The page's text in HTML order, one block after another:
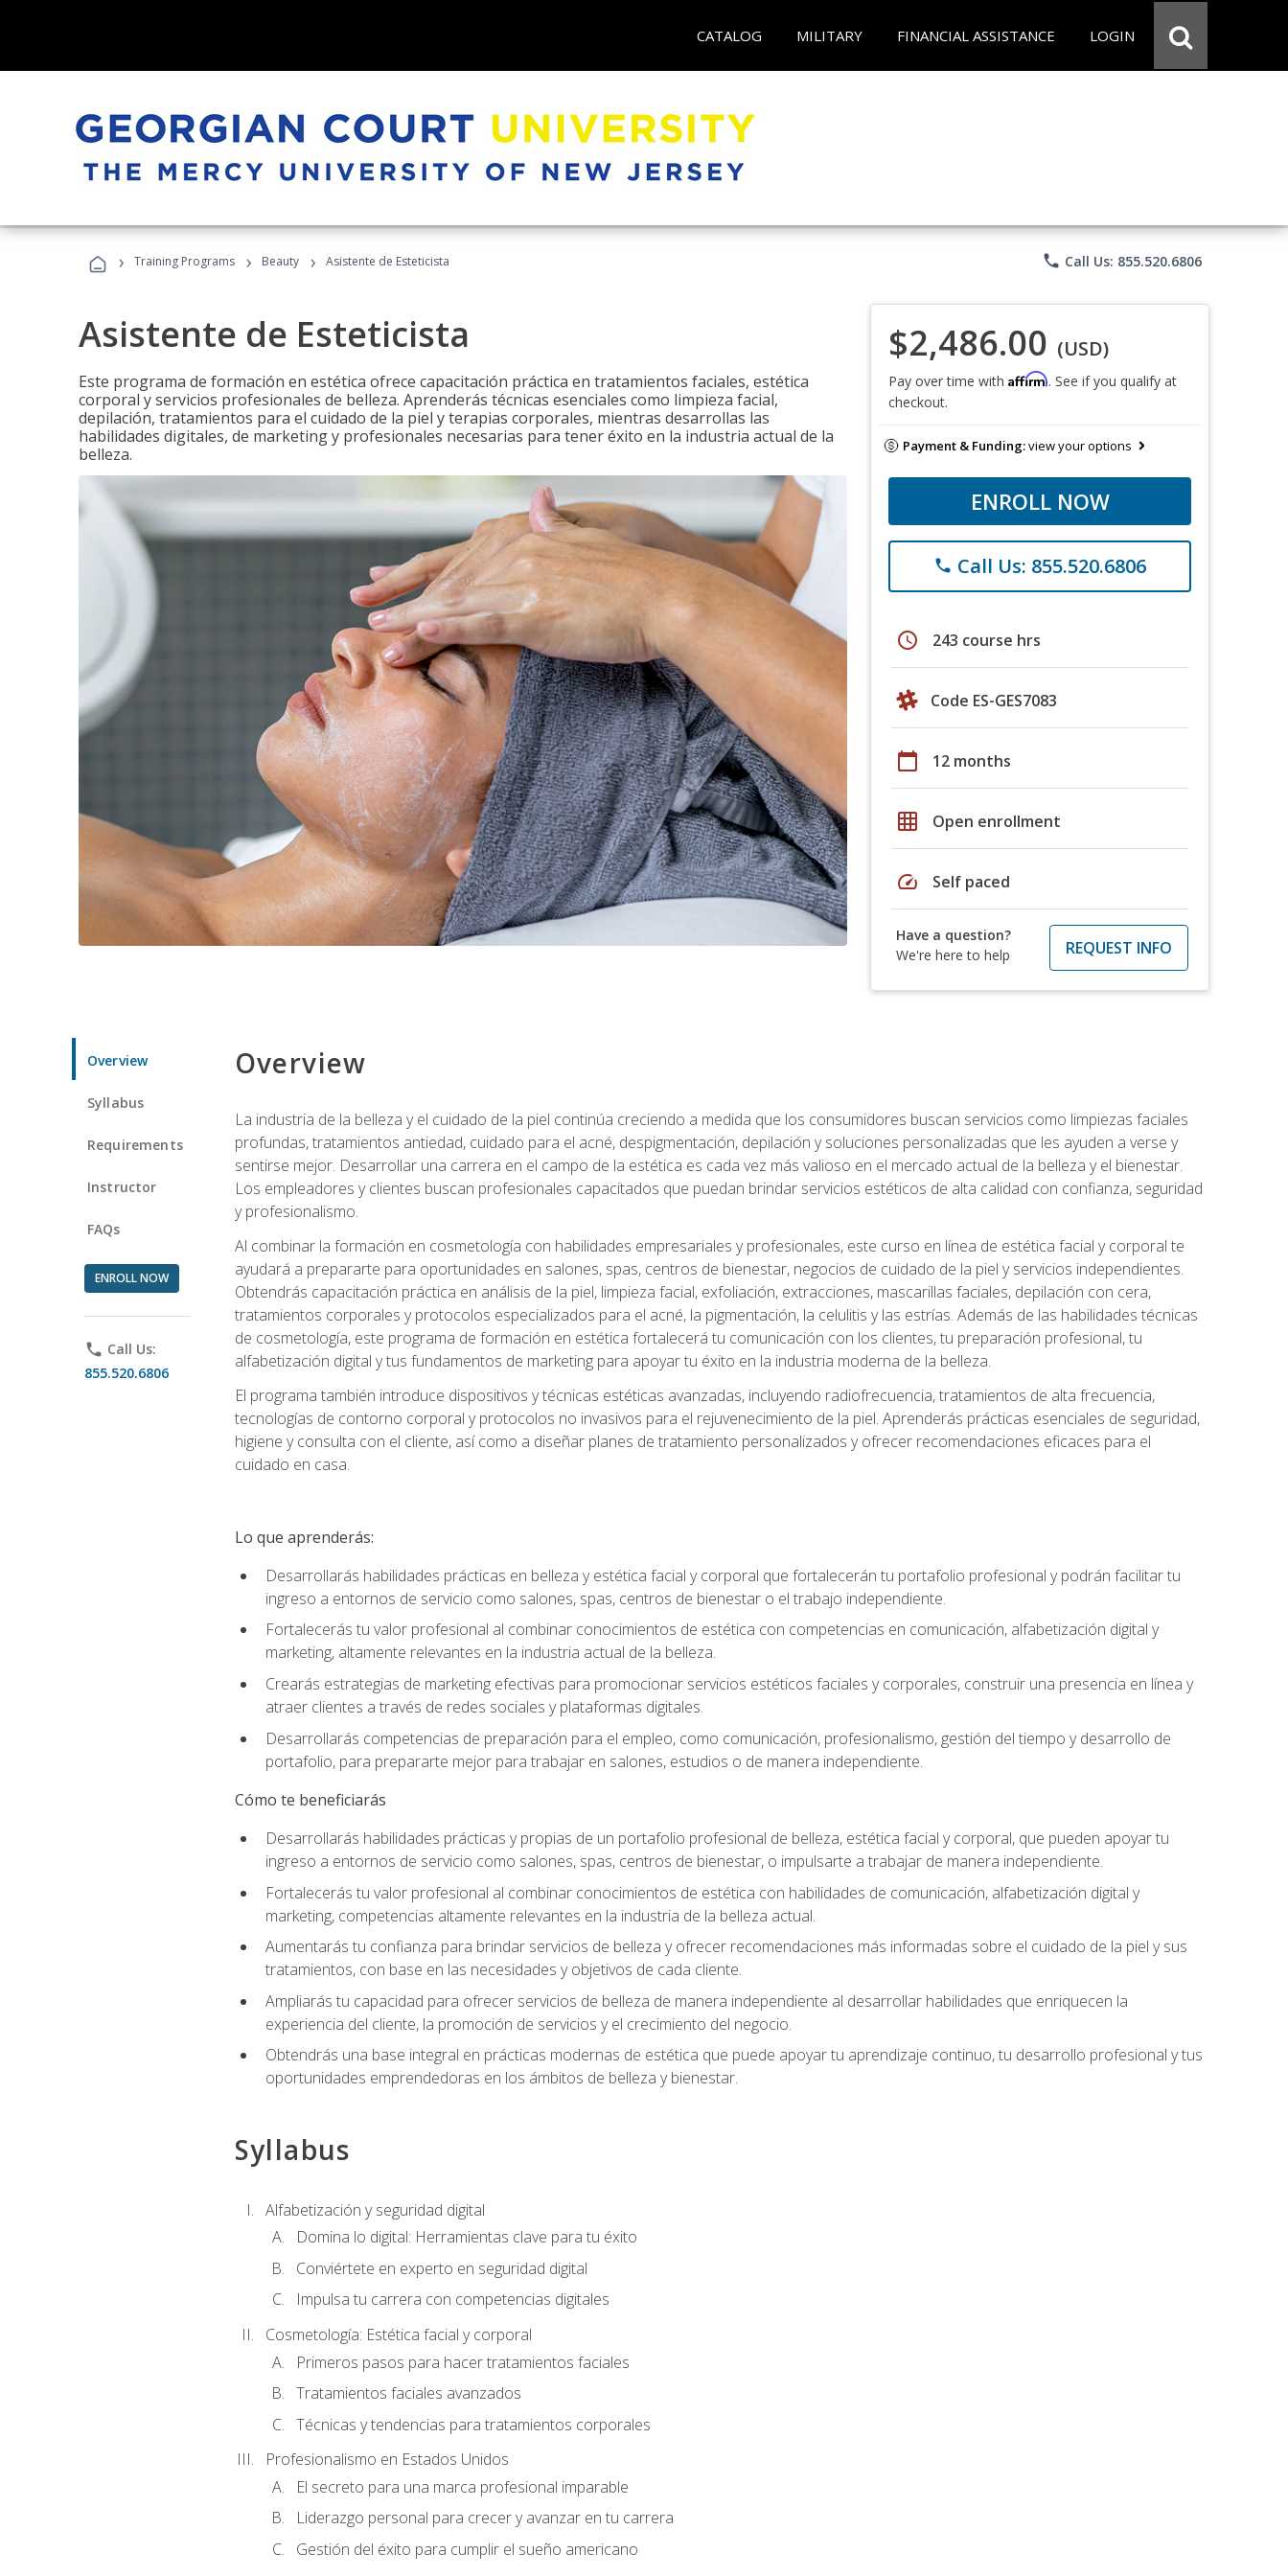
CATALOG MILITARY FINANCIAL ASSISTANCE LOGIN
› Training Programs › Beauty › Asistente de Esteticista phone Call Us: 855.520.6806
Asistente de Esteticista
Este programa de formación en estética ofrece capacitación práctica en tratamientos faciales, estética
corporal y servicios profesionales de belleza. Aprenderás técnicas esenciales como limpieza facial,
depilación, tratamientos para el cuidado de la piel y terapias corporales, mientras desarrollas las
habilidades digitales, de marketing y profesionales necesarias para tener éxito en la industria actual de la
belleza.
$2,486.00 (USD)
Pay over time with Affirm. See if you qualify at
checkout.
Payment & Funding:view your options
ENROLL NOW
phone Call Us: 855.520.6806
schedule 243 course hrs
Code ES-GES7083
calendar_today 12 months
grid_on Open enrollment
speed Self paced
Have a question?
We're here to help
REQUEST INFO
Overview
Syllabus
Requirements
Instructor
FAQs
ENROLL NOW
phone Call Us:
855.520.6806
Overview
La industria de la belleza y el cuidado de la piel continúa creciendo a medida que los consumidores buscan servicios como limpiezas faciales
profundas, tratamientos antiedad, cuidado para el acné, despigmentación, depilación y soluciones personalizadas que les ayuden a verse y
sentirse mejor. Desarrollar una carrera en el campo de la estética es cada vez más valioso en el mercado actual de la belleza y el bienestar.
Los empleadores y clientes buscan profesionales capacitados que puedan brindar servicios estéticos de alta calidad con confianza, seguridad
y profesionalismo.
Al combinar la formación en cosmetología con habilidades empresariales y profesionales, este curso en línea de estética facial y corporal te
ayudará a prepararte para oportunidades en salones, spas, centros de bienestar, negocios de cuidado de la piel y servicios independientes.
Obtendrás capacitación práctica en análisis de la piel, limpieza facial, exfoliación, extracciones, mascarillas faciales, depilación con cera,
tratamientos corporales y protocolos especializados para el acné, la pigmentación, la celulitis y las estrías. Además de las habilidades técnicas
de cosmetología, este programa de formación en estética fortalecerá tu comunicación con los clientes, tu preparación profesional, tu
alfabetización digital y tus fundamentos de marketing para apoyar tu éxito en la industria moderna de la belleza.
El programa también introduce dispositivos y técnicas estéticas avanzadas, incluyendo radiofrecuencia, tratamientos de alta frecuencia,
tecnologías de contorno corporal y protocolos no invasivos para el rejuvenecimiento de la piel. Aprenderás prácticas esenciales de seguridad,
higiene y consulta con el cliente, así como a diseñar planes de tratamiento personalizados y ofrecer recomendaciones eficaces para el
cuidado en casa.
Lo que aprenderás:
Desarrollarás habilidades prácticas en belleza y estética facial y corporal que fortalecerán tu portafolio profesional y podrán facilitar tu
ingreso a entornos de servicio como salones, spas, centros de bienestar o el trabajo independiente.
Fortalecerás tu valor profesional al combinar conocimientos de estética con competencias en comunicación, alfabetización digital y
marketing, altamente relevantes en la industria actual de la belleza.
Crearás estrategias de marketing efectivas para promocionar servicios estéticos faciales y corporales, construir una presencia en línea y
atraer clientes a través de redes sociales y plataformas digitales.
Desarrollarás competencias de preparación para el empleo, como comunicación, profesionalismo, gestión del tiempo y desarrollo de
portafolio, para prepararte mejor para trabajar en salones, estudios o de manera independiente.
Cómo te beneficiarás
Desarrollarás habilidades prácticas y propias de un portafolio profesional de belleza, estética facial y corporal, que pueden apoyar tu
ingreso a entornos de servicio como salones, spas, centros de bienestar, o impulsarte a trabajar de manera independiente.
Fortalecerás tu valor profesional al combinar conocimientos de estética con habilidades de comunicación, alfabetización digital y
marketing, competencias altamente relevantes en la industria de la belleza actual.
Aumentarás tu confianza para brindar servicios de belleza y ofrecer recomendaciones más informadas sobre el cuidado de la piel y sus
tratamientos, con base en las necesidades y objetivos de cada cliente.
Ampliarás tu capacidad para ofrecer servicios de belleza de manera independiente al desarrollar habilidades que enriquecen la
experiencia del cliente, la promoción de servicios y el crecimiento del negocio.
Obtendrás una base integral en prácticas modernas de estética que puede apoyar tu aprendizaje continuo, tu desarrollo profesional y tus
oportunidades emprendedoras en los ámbitos de belleza y bienestar.
Syllabus
Alfabetización y seguridad digital
Domina lo digital: Herramientas clave para tu éxito
Conviértete en experto en seguridad digital
Impulsa tu carrera con competencias digitales
Cosmetología: Estética facial y corporal
Primeros pasos para hacer tratamientos faciales
Tratamientos faciales avanzados
Técnicas y tendencias para tratamientos corporales
Profesionalismo en Estados Unidos
El secreto para una marca profesional imparable
Liderazgo personal para crecer y avanzar en tu carrera
Gestión del éxito para cumplir el sueño americano